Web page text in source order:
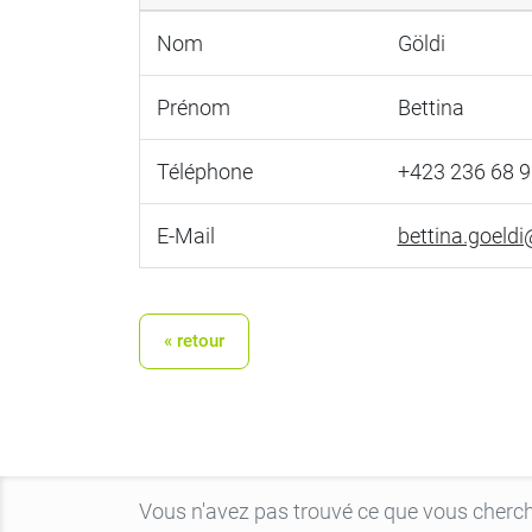
Nom Göldi
Prénom Bettina
Téléphone +423 236 68
E-Mail
« retour